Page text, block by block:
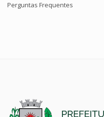
Perguntas Frequentes